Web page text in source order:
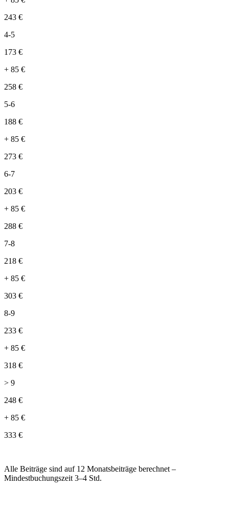
243 €
4-5
173 €
+ 85 €
258 €
5-6
188 €
+ 85 €
273 €
6-7
203 €
+ 85 €
288 €
7-8
218 €
+ 85 €
303 €
8-9
233 €
+ 85 €
318 €
> 9
248 €
+ 85 €
333 €
Alle Beiträge sind auf 12 Monatsbeiträge berechnet –
Mindestbuchungszeit 3–4 Std.